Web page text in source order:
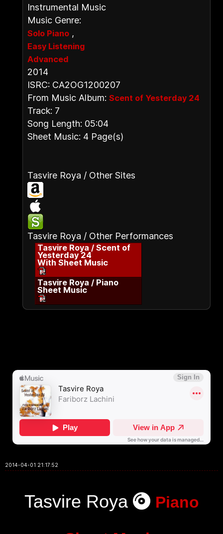
Instrumental Music
Music Genre:
Solo Piano ,
Easy Listening
Advanced
2014
ISRC: CA2OG1200207
From Music Album: Scent of Yesterday 24
Track: 7
Song Length: 05:04
Sheet Music: 4 Page(s)
Tasvire Roya / Other Sites
Tasvire Roya / Other Performances
Tasvire Roya / Scent of
Yesterday 24
With Sheet Music
Tasvire Roya / Piano
Sheet Music
2014-04-01 21:17:52
Tasvire Roya Piano